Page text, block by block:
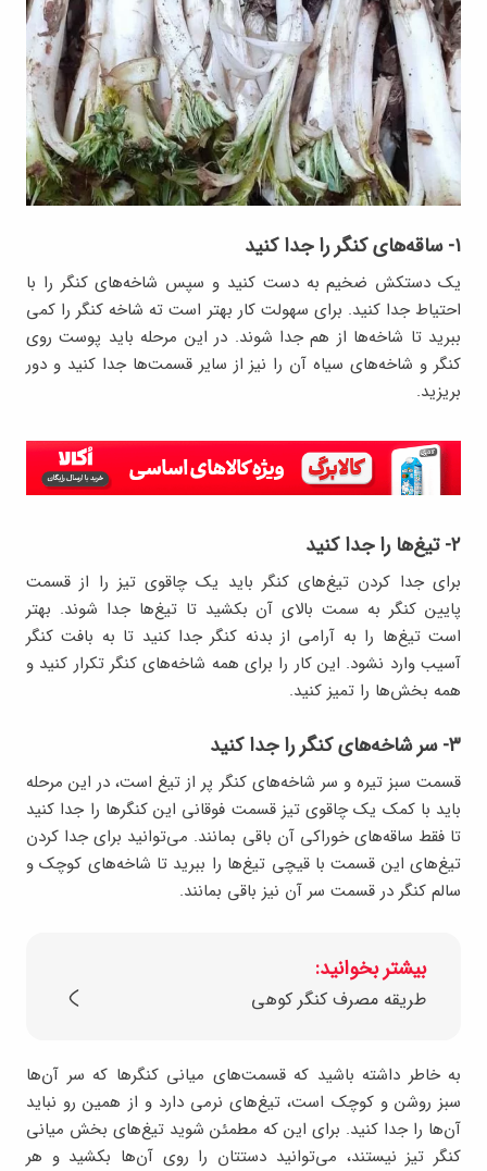
۱- ساقه‌های کنگر را جدا کنید
یک دستکش ضخیم به دست کنید و سپس شاخه‌های کنگر را با
احتیاط جدا کنید. برای سهولت کار بهتر است ته شاخه کنگر را کمی
ببرید تا شاخه‌ها از هم جدا شوند. در این مرحله باید پوست روی
کنگر و شاخه‌های سیاه آن را نیز از سایر قسمت‌ها جدا کنید و دور
بریزید.
۲- تیغ‌ها را جدا کنید
برای جدا کردن تیغ‌های کنگر باید یک چاقوی تیز را از قسمت
پایین کنگر به سمت بالای آن بکشید تا تیغ‌ها جدا شوند. بهتر
است تیغ‌ها را به آرامی از بدنه کنگر جدا کنید تا به بافت کنگر
آسیب وارد نشود. این کار را برای همه شاخه‌های کنگر تکرار کنید و
همه بخش‌ها را تمیز کنید.
۳- سر شاخه‌های کنگر را جدا کنید
قسمت سبز تیره و سر شاخه‌های کنگر پر از تیغ است، در این مرحله
باید با کمک یک چاقوی تیز قسمت فوقانی این کنگرها را جدا کنید
تا فقط ساقه‌های خوراکی آن باقی بمانند. می‌توانید برای جدا کردن
تیغ‌های این قسمت با قیچی تیغ‌ها را ببرید تا شاخه‌های کوچک و
سالم کنگر در قسمت سر آن نیز باقی بمانند.
بیشتر بخوانید:
طریقه مصرف کنگر کوهی
به خاطر داشته باشید که قسمت‌های میانی کنگرها که سر آن‌ها
سبز روشن و کوچک است، تیغ‌های نرمی دارد و از همین رو نباید
آن‌ها را جدا کنید. برای این که مطمئن شوید تیغ‌های بخش میانی
کنگر تیز نیستند، می‌توانید دستتان را روی آن‌ها بکشید و هر